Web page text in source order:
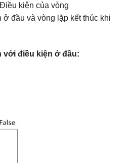
kiện của vòng
ở đầu và vòng lặp kết thúc khi
với điều kiện ở đầu: